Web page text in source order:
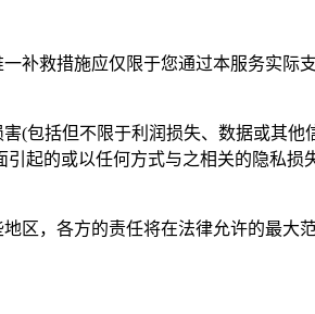
补救措施应仅限于您通过本服务实际
(包括但不限于利润损失、数据或其
起的或以任何方式与之相关的隐私
区，各方的责任将在法律允许的最大范